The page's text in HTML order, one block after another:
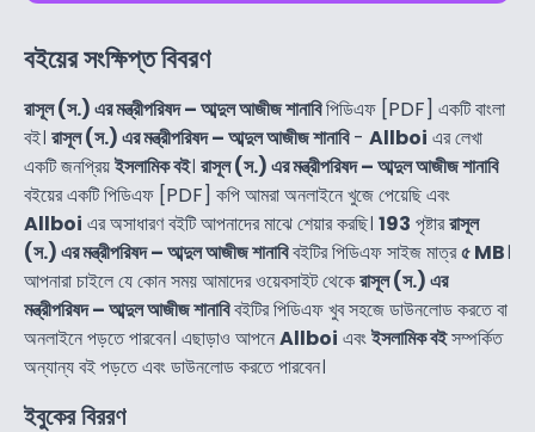
বইয়ের সংক্ষিপ্ত বিবরণ
রাসূল (স.) এর মন্ত্রীপরিষদ – আব্দুল আজীজ শানাবিপিডিএফ [PDF] একটি বাংলা
বই। রাসূল (স.) এর মন্ত্রীপরিষদ – আব্দুল আজীজ শানাবি- Allboi এর লেখা
একটি জনপ্রিয়ইসলামিক বই। রাসূল (স.) এর মন্ত্রীপরিষদ – আব্দুল আজীজ শানাবি
বইয়ের একটি পিডিএফ [PDF] কপি আমরা অনলাইনে খুজে পেয়েছি এবং
Allboi এর অসাধারণ বইটি আপনাদের মাঝে শেয়ার করছি। 193 পৃষ্টাররাসূল
(স.) এর মন্ত্রীপরিষদ – আব্দুল আজীজ শানাবিবইটির পিডিএফ সাইজ মাত্র৫ MB।
আপনারা চাইলে যে কোন সময় আমাদের ওয়েবসাইট থেকেরাসূল (স.) এর
মন্ত্রীপরিষদ – আব্দুল আজীজ শানাবিবইটির পিডিএফ খুব সহজে ডাউনলোড করতে বা
অনলাইনে পড়তে পারবেন। এছাড়াও আপনেAllboi এবংইসলামিক বইসম্পর্কিত
অন্যান্য বই পড়তে এবং ডাউনলোড করতে পারবেন।
ইবুকের বিররণ